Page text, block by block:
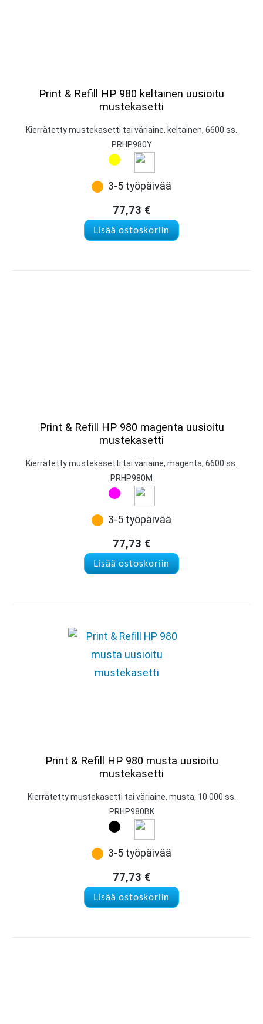
Print & Refill HP 980 keltainen uusioitu
mustekasetti
Kierrätetty mustekasetti tai väriaine, keltainen, 6600 ss.
PRHP980Y
3-5 työpäivää
77,73 €
Lisää ostoskoriin
Print & Refill HP 980 magenta uusioitu
mustekasetti
Kierrätetty mustekasetti tai väriaine, magenta, 6600 ss.
PRHP980M
3-5 työpäivää
77,73 €
Lisää ostoskoriin
Print & Refill HP 980 musta uusioitu
mustekasetti
Kierrätetty mustekasetti tai väriaine, musta, 10 000 ss.
PRHP980BK
3-5 työpäivää
77,73 €
Lisää ostoskoriin